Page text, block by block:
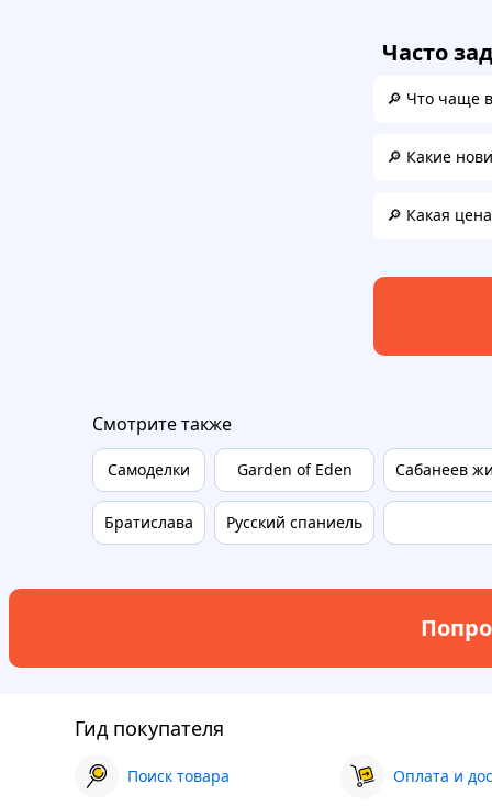
Часто
🔎 Что чаще
🔎 Какие
🔎 Какая
Смотрите также
Самоделки
Братислава
Garden of Eden
Русский спаниель
Сабанеев
Гид покупателя
Поиск товара Оплата и